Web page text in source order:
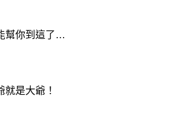
能結婚，
的理解、耐心、溝通技
，其實取決於：
幫你到這了…
就是大爺！